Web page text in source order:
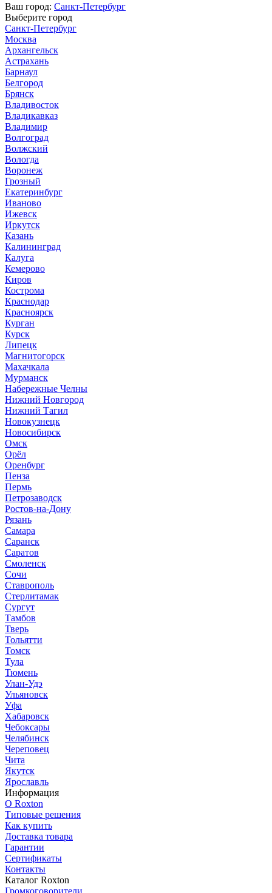
Ваш город: Санкт-Петербург
Выберите город
Санкт-Петербург
Москва
Архангельск
Астрахань
Барнаул
Белгород
Брянск
Владивосток
Владикавказ
Владимир
Волгоград
Волжский
Вологда
Воронеж
Грозный
Екатеринбург
Иваново
Ижевск
Иркутск
Казань
Калининград
Калуга
Кемерово
Киров
Кострома
Краснодар
Красноярск
Курган
Курск
Липецк
Магнитогорск
Махачкала
Мурманск
Набережные Челны
Нижний Новгород
Нижний Тагил
Новокузнецк
Новосибирск
Омск
Орёл
Оренбург
Пенза
Пермь
Петрозаводск
Ростов-на-Дону
Рязань
Самара
Саранск
Саратов
Смоленск
Сочи
Ставрополь
Стерлитамак
Сургут
Тамбов
Тверь
Тольятти
Томск
Тула
Тюмень
Улан-Удэ
Ульяновск
Уфа
Хабаровск
Чебоксары
Челябинск
Череповец
Чита
Якутск
Ярославль
Информация
О Roxton
Типовые решения
Как купить
Доставка товара
Гарантии
Сертификаты
Контакты
Каталог Roxton
Громкоговорители